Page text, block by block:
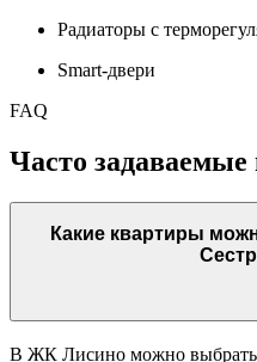
Радиаторы с
Smart-двери
FAQ
Часто
Какие квартиры
В ЖК Лисино можно выбрать